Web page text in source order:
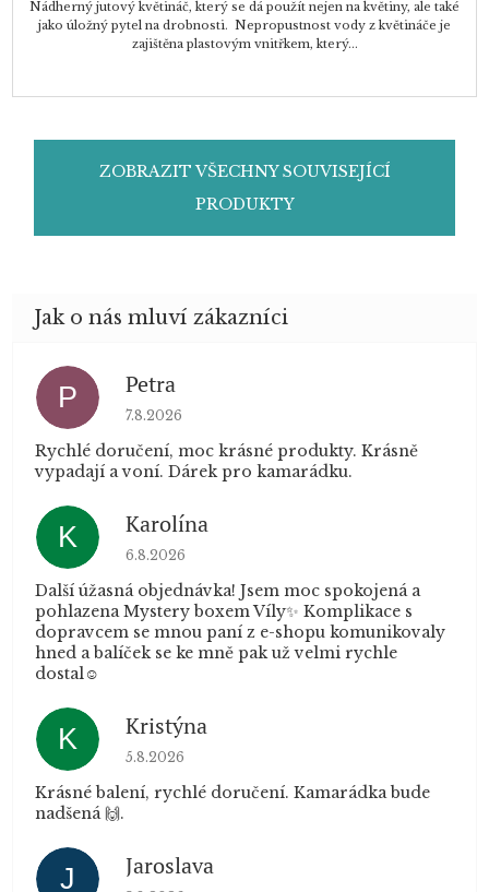
Nádherný jutový květináč, který se dá použít nejen na květiny, ale také
jako úložný pytel na drobnosti. Nepropustnost vody z květináče je
zajištěna plastovým vnitřkem, který...
ZOBRAZIT VŠECHNY SOUVISEJÍCÍ
PRODUKTY
P Petra
Hodnocení obchodu je 5 z 5 hvězdiček.
7.8.2026
Rychlé doručení, moc krásné produkty. Krásně
vypadají a voní. Dárek pro kamarádku.
K Karolína
Hodnocení obchodu je 5 z 5 hvězdiček.
6.8.2026
Další úžasná objednávka! Jsem moc spokojená a
pohlazena Mystery boxem Víly✨ Komplikace s
dopravcem se mnou paní z e-shopu komunikovaly
hned a balíček se ke mně pak už velmi rychle
dostal☺️
K Kristýna
Hodnocení obchodu je 5 z 5 hvězdiček.
5.8.2026
Krásné balení, rychlé doručení. Kamarádka bude
nadšená 🙌.
J Jaroslava